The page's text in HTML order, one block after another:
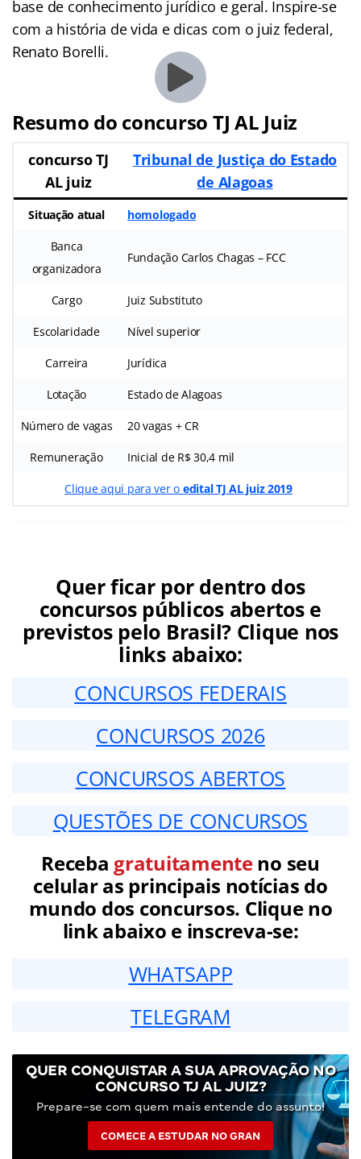
base de conhecimento jurídico e geral. Inspire-se
com a história de vida e dicas com o juiz federal,
Renato Borelli.
Resumo do concurso TJ AL Juiz
concurso TJ
AL juiz
Tribunal de Justiça do Estado
de Alagoas
Situação atual homologado
Banca
organizadora
Fundação Carlos Chagas – FCC
Cargo Juiz Substituto
Escolaridade Nível superior
Carreira Jurídica
Lotação Estado de Alagoas
Número de vagas 20 vagas + CR
Remuneração Inicial de R$ 30,4 mil
Clique aqui para ver o edital TJ AL juiz 2019
Quer ficar por dentro dos
concursos públicos abertos e
previstos pelo Brasil? Clique nos
links abaixo:
CONCURSOS FEDERAIS
CONCURSOS 2026
CONCURSOS ABERTOS
QUESTÕES DE CONCURSOS
Receba gratuitamenteno seu
celular as principais notícias do
mundo dos concursos. Clique no
link abaixo e inscreva-se:
WHATSAPP
TELEGRAM
QUER CONQUISTAR A SUA APROVAÇÃO NO
CONCURSO TJ AL JUIZ?
Prepare-se com quem mais entende do assunto!
COMECE A ESTUDAR NO GRAN